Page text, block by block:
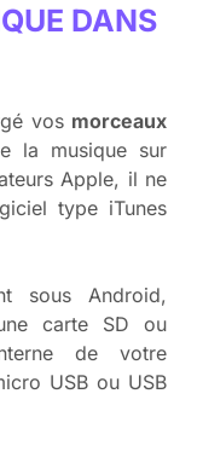
DANS
vos morceaux
la musique sur
Apple, il ne
type iTunes
sous Android,
carte SD ou
de votre
USB ou USB